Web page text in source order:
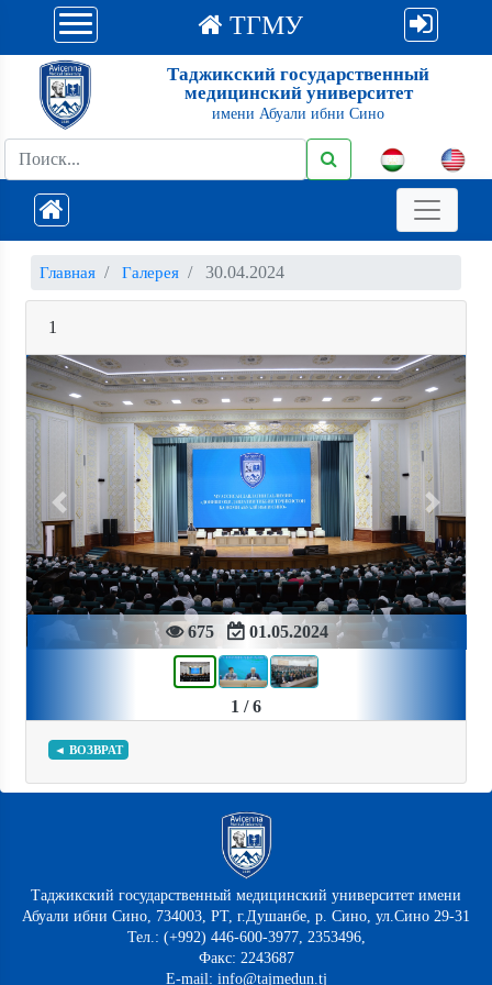
ТГМУ
Таджикский государственный
медицинский университет
имени Абуали ибни Сино
Главная Галерея 30.04.2024
1
675 01.05.2024
Previous Next
1 / 6
◄ ВОЗВРАТ
Таджикский государственный медицинский университет имени
Абуали ибни Сино, 734003, РТ, г.Душанбе, р. Сино, ул.Сино 29-31
Тел.: (+992) 446-600-3977, 2353496,
Факс: 2243687
E-mail: info@tajmedun.tj